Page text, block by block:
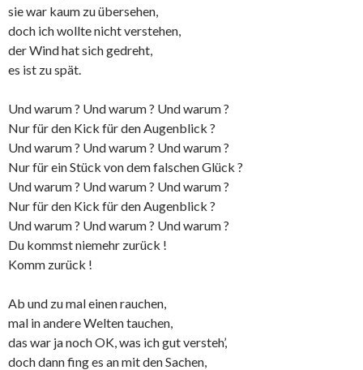
sie war kaum zu übersehen,
doch ich wollte nicht verstehen,
der Wind hat sich gedreht,
es ist zu spät.
Und warum ? Und warum ? Und warum ?
Nur für den Kick für den Augenblick ?
Und warum ? Und warum ? Und warum ?
Nur für ein Stück von dem falschen Glück ?
Und warum ? Und warum ? Und warum ?
Nur für den Kick für den Augenblick ?
Und warum ? Und warum ? Und warum ?
Du kommst niemehr zurück !
Komm zurück !
Ab und zu mal einen rauchen,
mal in andere Welten tauchen,
das war ja noch OK, was ich gut versteh’,
doch dann fing es an mit den Sachen,